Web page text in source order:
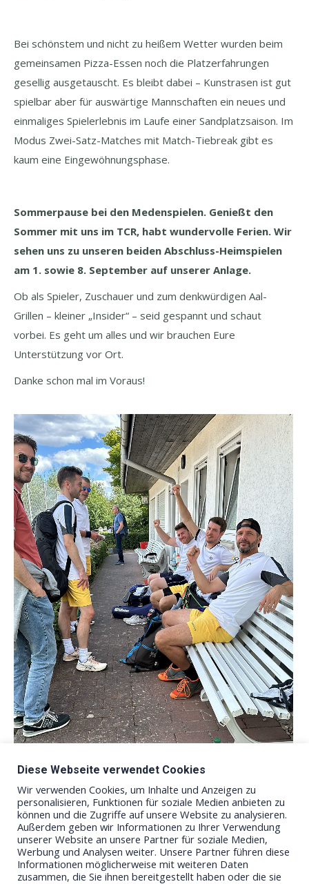
Bei schönstem und nicht zu heißem Wetter wurden beim
gemeinsamen Pizza-Essen noch die Platzerfahrungen
gesellig ausgetauscht. Es bleibt dabei – Kunstrasen ist gut
spielbar aber für auswärtige Mannschaften ein neues und
einmaliges Spielerlebnis im Laufe einer Sandplatzsaison. Im
Modus Zwei-Satz-Matches mit Match-Tiebreak gibt es
kaum eine Eingewöhnungsphase.
Sommerpause bei den Medenspielen. Genießt den
Sommer mit uns im TCR, habt wundervolle Ferien. Wir
sehen uns zu unseren beiden Abschluss-Heimspielen
am 1. sowie 8. September auf unserer Anlage.
Ob als Spieler, Zuschauer und zum denkwürdigen Aal-
Grillen – kleiner „Insider“ – seid gespannt und schaut
vorbei. Es geht um alles und wir brauchen Eure
Unterstützung vor Ort.
Danke schon mal im Voraus!
Diese Webseite verwendet Cookies
Wir verwenden Cookies, um Inhalte und Anzeigen zu
personalisieren, Funktionen für soziale Medien anbieten zu
können und die Zugriffe auf unsere Website zu analysieren.
Außerdem geben wir Informationen zu Ihrer Verwendung
unserer Website an unsere Partner für soziale Medien,
Werbung und Analysen weiter. Unsere Partner führen diese
Informationen möglicherweise mit weiteren Daten
zusammen, die Sie ihnen bereitgestellt haben oder die sie